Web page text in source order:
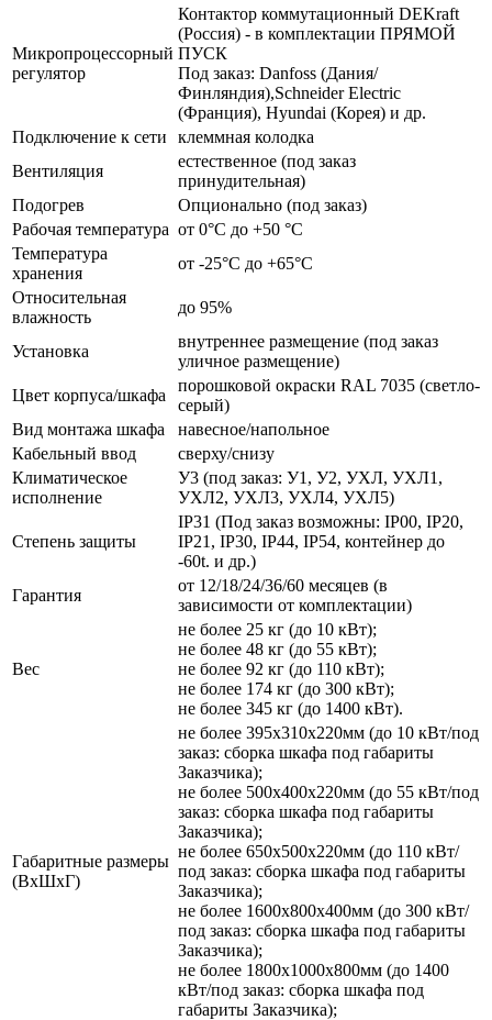
Микропроцессорный
регулятор
Контактор коммутационный DEKraft
(Россия) - в комплектации ПРЯМОЙ
ПУСК
Под заказ: Danfoss (Дания/
Финляндия),Schneider Electric
(Франция), Hyundai (Корея) и др.
Подключение к сети
клеммная колодка
Вентиляция
естественное (под заказ
принудительная)
Подогрев
Опционально (под заказ)
Рабочая температура от 0°C до +50 °C
Температура
хранения
от -25°C до +65°C
Относительная
влажность
до 95%
Установка
внутреннее размещение (под заказ
уличное размещение)
Цвет корпуса/шкафа
порошковой окраски RAL 7035 (светло-
серый)
Вид монтажа шкафа
навесное/напольное
Кабельный ввод
сверху/снизу
Климатическое
исполнение
У3 (под заказ: У1, У2, УХЛ, УХЛ1,
УХЛ2, УХЛ3, УХЛ4, УХЛ5)
Степень защиты
IP31 (Под заказ возможны: IP00, IP20,
IP21, IP30, IP44, IP54, контейнер до
-60t. и др.)
Гарантия
от 12/18/24/36/60 месяцев (в
зависимости от комплектации)
Вес
не более 25 кг (до 10 кВт);
не более 48 кг (до 55 кВт);
не более 92 кг (до 110 кВт);
не более 174 кг (до 300 кВт);
не более 345 кг (до 1400 кВт).
Габаритные размеры
(ВхШхГ)
не более 395х310х220мм (до 10 кВт/под
заказ: сборка шкафа под габариты
Заказчика);
не более 500х400х220мм (до 55 кВт/под
заказ: сборка шкафа под габариты
Заказчика);
не более 650х500х220мм (до 110 кВт/
под заказ: сборка шкафа под габариты
Заказчика);
не более 1600х800х400мм (до 300 кВт/
под заказ: сборка шкафа под габариты
Заказчика);
не более 1800х1000х800мм (до 1400
кВт/под заказ: сборка шкафа под
габариты Заказчика);